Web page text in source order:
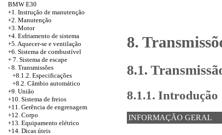
BMW E30
+1. Instrução de manutenção
+2. Manutenção
+3. Motor
+4. Esfriamento de sistema
+5. Aquecer-se e ventilação
+6. Sistema de combustível
+ 7. Sistema de escape
- 8. Transmissões
+8.1.2. Especificações
+8.2. Câmbio automático
+9. União
+10. Sistema de freios
+11. Gerência de engrenagem
+12. Corpo
+13. Equipamento elétrico
+14. Dicas úteis
8.
8.1.
8.1.1. Introdução
INFORMAÇÃO GERAL